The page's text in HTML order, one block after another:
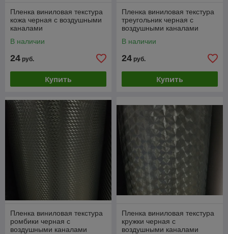
Пленка виниловая текстура
кожа черная с воздушными
каналами
В наличии
24 руб.
Купить
Пленка виниловая текстура
треугольник черная с
воздушными каналами
В наличии
24 руб.
Купить
Пленка виниловая текстура
ромбики черная с
воздушными каналами
Пленка виниловая текстура
кружки черная с
воздушными каналами